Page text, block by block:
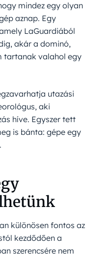
mindez egy olyan
aznap. Egy
LaGuardiából
akár a dominó,
tartanak valahol egy
utazási
aki
híve. Egyszer tett
is bánta: gépe egy
különösen fontos az
kezdődően a
szerencsére nem